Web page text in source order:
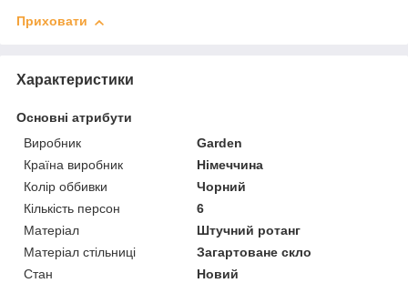
Приховати
Характеристики
Основні атрибути
Виробник
Garden
Країна виробник
Німеччина
Колір оббивки
Чорний
Кількість персон
6
Матеріал
Штучний ротанг
Матеріал стільниці
Загартоване скло
Стан
Новий